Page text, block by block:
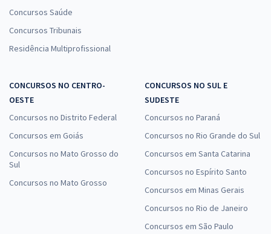
Concursos Saúde
Concursos Tribunais
Residência Multiprofissional
CONCURSOS NO CENTRO-
OESTE
Concursos no Distrito Federal
Concursos em Goiás
Concursos no Mato Grosso do
Sul
Concursos no Mato Grosso
CONCURSOS NO SUL E
SUDESTE
Concursos no Paraná
Concursos no Rio Grande do Sul
Concursos em Santa Catarina
Concursos no Espírito Santo
Concursos em Minas Gerais
Concursos no Rio de Janeiro
Concursos em São Paulo